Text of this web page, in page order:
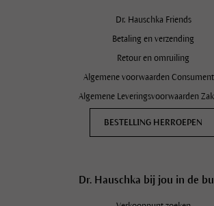
Dr. Hauschka Friends
Betaling en verzending
Retour en omruiling
Algemene voorwaarden
Algemene Leveringsvoorwaarden
BESTELLING HERROEPEN
Dr. Hauschka bij jou in de